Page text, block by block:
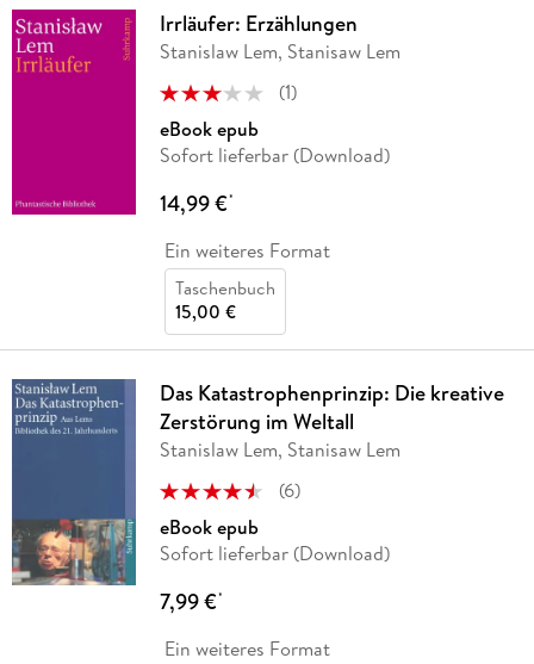
Irrläufer: Erzählungen
Stanislaw Lem, Stanisaw Lem
(1)
eBook epub
Sofort lieferbar (Download)
14,99 €*
Ein weiteres Format
Taschenbuch
15,00 €
Das Katastrophenprinzip: Die kreative
Zerstörung im Weltall
Stanislaw Lem, Stanisaw Lem
(6)
eBook epub
Sofort lieferbar (Download)
7,99 €*
Ein weiteres Format